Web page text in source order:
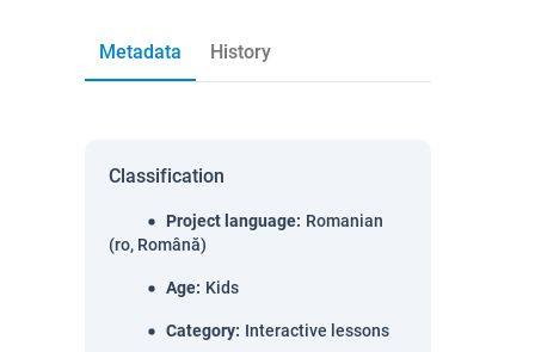
Metadata History
Classification
Project language: Romanian
(ro, Română)
Age: Kids
Category: Interactive lessons